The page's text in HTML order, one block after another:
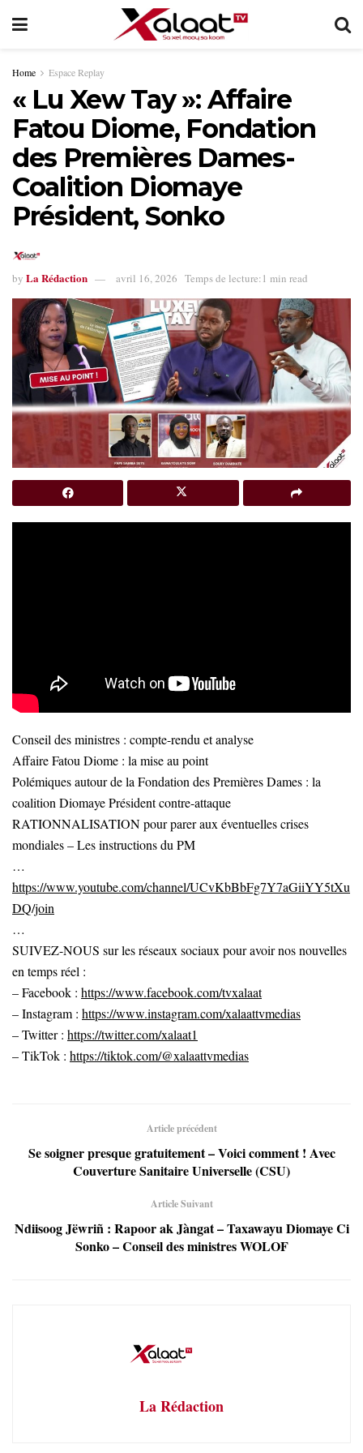
Home Espace Replay
« Lu Xew Tay »: Affaire
Fatou Diome, Fondation
des Premières Dames-
Coalition Diomaye
Président, Sonko
by La Rédaction avril 16, 2026 Temps de lecture:1 min read
Conseil des ministres : compte-rendu et analyse
Affaire Fatou Diome : la mise au point
Polémiques autour de la Fondation des Premières Dames : la
coalition Diomaye Président contre-attaque
RATIONNALISATION pour parer aux éventuelles crises
mondiales – Les instructions du PM
…
https://www.youtube.com/channel/UCvKbBbFg7Y7aGiiYY5tXu
DQ/join
…
SUIVEZ-NOUS sur les réseaux sociaux pour avoir nos nouvelles
en temps réel :
– Facebook : https://www.facebook.com/tvxalaat
– Instagram : https://www.instagram.com/xalaattvmedias
– Twitter : https://twitter.com/xalaat1
– TikTok : https://tiktok.com/@xalaattvmedias
Article précédent
Se soigner presque gratuitement – Voici comment ! Avec
Couverture Sanitaire Universelle (CSU)
Article Suivant
Ndiisoog Jëwriñ : Rapoor ak Jàngat – Taxawayu Diomaye Ci
Sonko – Conseil des ministres WOLOF
La Rédaction